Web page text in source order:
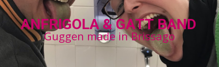
ANFRIGOLA & GATT BAND
Guggen made in Brissago